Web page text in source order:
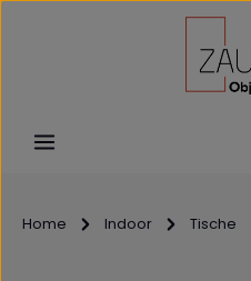
Zum Hauptinhalt springen
Home Indoor Tische